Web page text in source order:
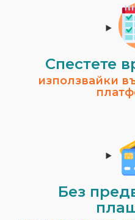
Спестeте
използвайки
Без